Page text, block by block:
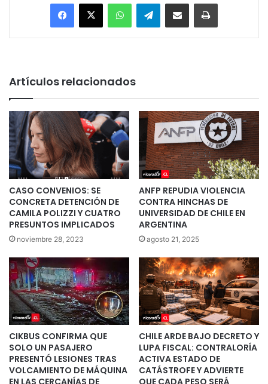
Facebook
X WhatsAppTelegramEnviar vía email Imprimir
Artículos relacionados
CASO CONVENIOS: SE
CONCRETA DETENCIÓN DE
CAMILA POLIZZI Y CUATRO
PRESUNTOS IMPLICADOS
noviembre 28, 2023
ANFP REPUDIA VIOLENCIA
CONTRA HINCHAS DE
UNIVERSIDAD DE CHILE EN
ARGENTINA
agosto 21, 2025
CIKBUS CONFIRMA QUE
SOLO UN PASAJERO
PRESENTÓ LESIONES TRAS
VOLCAMIENTO DE MÁQUINA
CHILE ARDE BAJO DECRETO Y
LUPA FISCAL: CONTRALORÍA
ACTIVA ESTADO DE
CATÁSTROFE Y ADVIERTE